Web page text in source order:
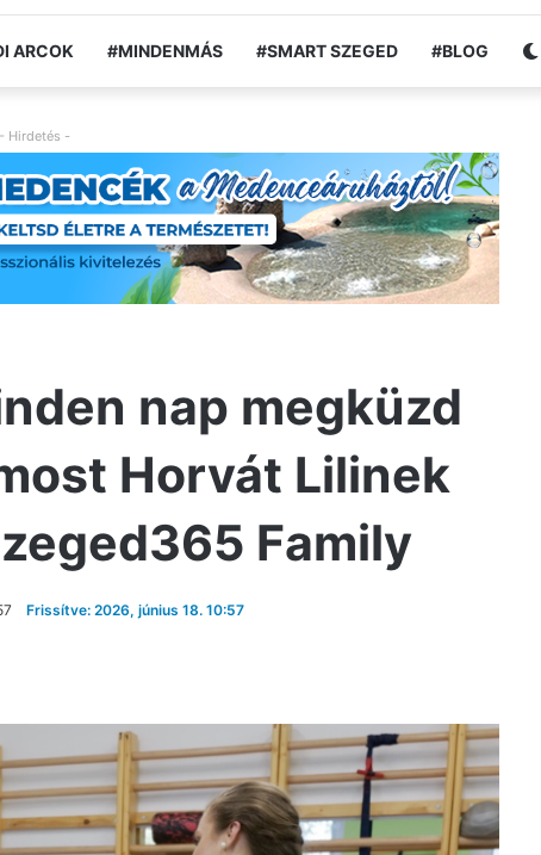
ARCOK #MINDENMÁS #SMART SZEGED #BLOG
- Hirdetés -
nap megküzd
Horvát Lilinek
Family
Frissítve: 2026, június 18. 10:57